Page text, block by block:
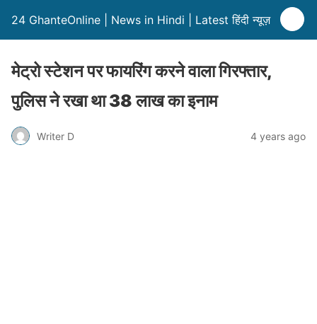
24 GhanteOnline | News in Hindi | Latest हिंदी न्यूज़
मेट्रो स्टेशन पर फायरिंग करने वाला गिरफ्तार,
पुलिस ने रखा था 38 लाख का इनाम
Writer D 4 years ago